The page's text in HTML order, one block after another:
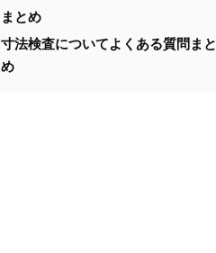
まとめ
寸法検査についてよくある質問まと
め